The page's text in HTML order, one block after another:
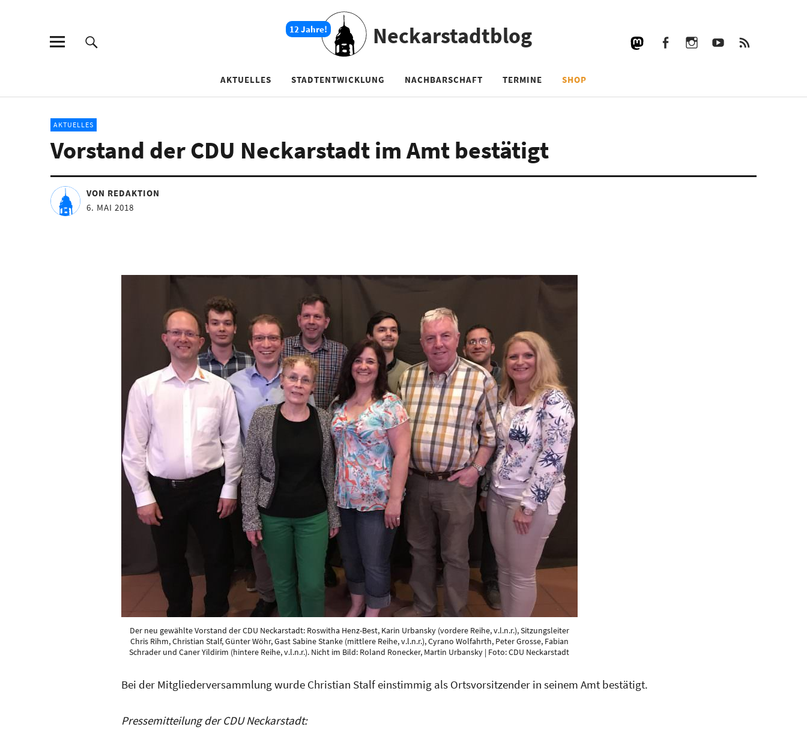
Neckarstadtblog
AKTUELLES STADTENTWICKLUNG NACHBARSCHAFT TERMINE SHOP
AKTUELLES
Vorstand der CDU Neckarstadt im Amt bestätigt
VON REDAKTION
6. MAI 2018
Der neu gewählte Vorstand der CDU Neckarstadt: Roswitha Henz-Best, Karin Urbansky (vordere Reihe, v.l.n.r.), Sitzungsleiter
Chris Rihm, Christian Stalf, Günter Wöhr, Gast Sabine Stanke (mittlere Reihe, v.l.n.r.), Cyrano Wolfahrth, Peter Grosse, Fabian
Schrader und Caner Yildirim (hintere Reihe, v.l.n.r.). Nicht im Bild: Roland Ronecker, Martin Urbansky | Foto: CDU Neckarstadt
Bei der Mitgliederversammlung wurde Christian Stalf einstimmig als Ortsvorsitzender in seinem Amt bestätigt.
Pressemitteilung der CDU Neckarstadt: